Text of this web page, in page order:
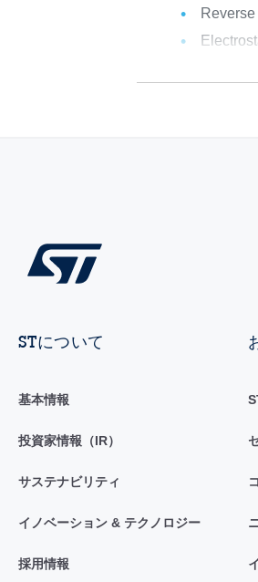
STについて
基本情報
投資家情報（IR）
サステナビリティ
イノベーション & テクノロジー
採用情報